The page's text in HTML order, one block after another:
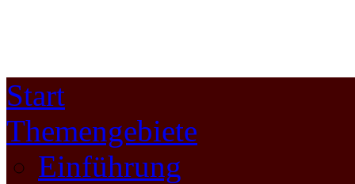
Start
Themengebiete
Einführung